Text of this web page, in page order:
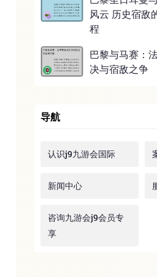
风云 历史宿敌
程
巴黎与马赛：
决与宿敌之争
导航
认识j9九游会国际
新闻中心
咨询九游会j9会员专
享